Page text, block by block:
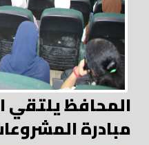
المحافظ يلتقي
مبادرة